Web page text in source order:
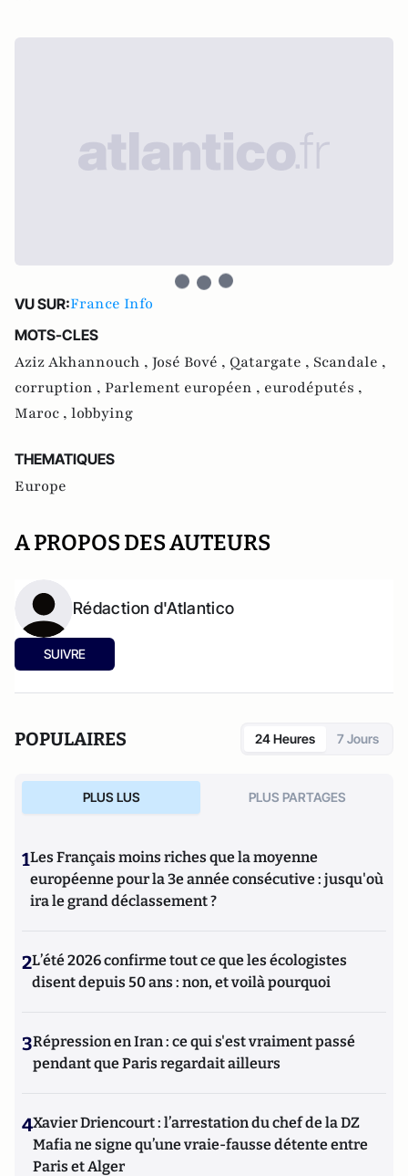
VU SUR:France Info
MOTS-CLES
Aziz Akhannouch , José Bové , Qatargate , Scandale ,
corruption , Parlement européen , eurodéputés ,
Maroc , lobbying
THEMATIQUES
Europe
A PROPOS DES AUTEURS
Rédaction d'Atlantico
SUIVRE
POPULAIRES 24 Heures 7 Jours
PLUS LUS PLUS PARTAGES
1Les Français moins riches que la moyenne
européenne pour la 3e année consécutive : jusqu'où
ira le grand déclassement ?
2L’été 2026 confirme tout ce que les écologistes
disent depuis 50 ans : non, et voilà pourquoi
3Répression en Iran : ce qui s'est vraiment passé
pendant que Paris regardait ailleurs
4Xavier Driencourt : l’arrestation du chef de la DZ
Mafia ne signe qu’une vraie-fausse détente entre
Paris et Alger